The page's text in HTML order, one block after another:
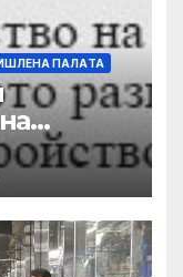
ПАЛAТА
се